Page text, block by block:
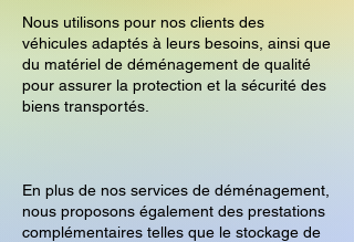
Nous utilisons pour nos clients des
véhicules adaptés à leurs besoins, ainsi que
du matériel de déménagement de qualité
pour assurer la protection et la sécurité des
biens transportés.
En plus de nos services de déménagement,
nous proposons également des prestations
complémentaires telles que le stockage de